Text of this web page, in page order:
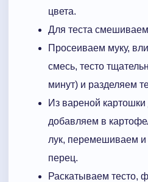
цвета.
Для теста
Просеиваем муку,
смесь, тесто
минут) и разделяем
Из вареной
добавляем в
лук, перемешиваем
перец.
Раскатываем тесто,